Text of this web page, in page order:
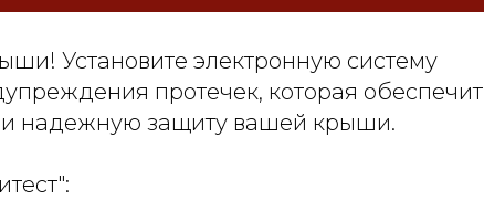
Установите электронную систему
протечек, которая обеспечит
и надежную защиту вашей крыши.